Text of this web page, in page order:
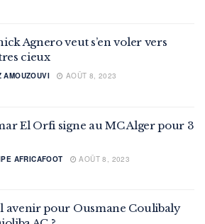
Agnero veut s’en voler vers
cieux
AMOUZOUVI AOÛT 8, 2023
El Orfi signe au MC Alger pour 3
AFRICAFOOT AOÛT 8, 2023
avenir pour Ousmane Coulibaly